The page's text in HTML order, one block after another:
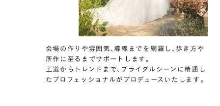
会場の作りや雰囲気､導線までを網羅し､ 歩き方や
所作に至るまでサポートします｡
王道からトレンドまで､ブライダルシーンに精通し
た プロフェッショナルがプロデュースいたします｡